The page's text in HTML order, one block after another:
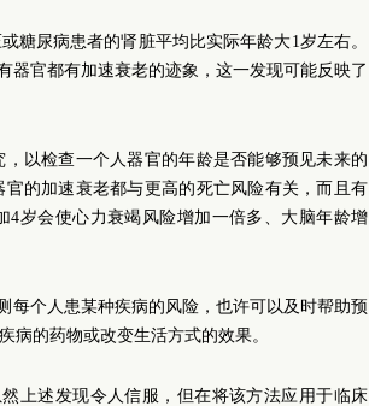
糖尿病患者的肾脏平均比实际年龄大1岁左右。
器官都有加速衰老的迹象，这一发现可能反映了
以检查一个人器官的年龄是否能够预见未来的
的加速衰老都与更高的死亡风险有关，而且有
4岁会使心力衰竭风险增加一倍多、大脑年龄增
每个人患某种疾病的风险，也许可以及时帮助预
病的药物或改变生活方式的效果。
上述发现令人信服，但在将该方法应用于临床